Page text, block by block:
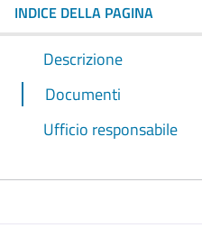
INDICE DELLA PAGINA
Descrizione
Documenti
Ufficio responsabile